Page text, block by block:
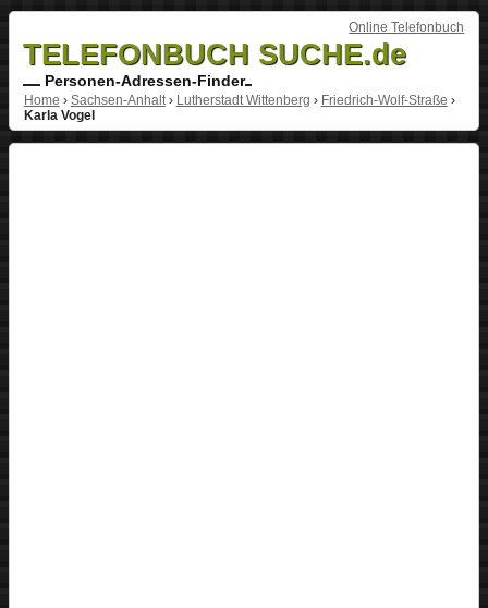
Online Telefonbuch
TELEFONBUCH SUCHE.de
Personen-Adressen-Finder
Home › Sachsen-Anhalt› Lutherstadt Wittenberg › Friedrich-Wolf-Straße ›
Karla Vogel